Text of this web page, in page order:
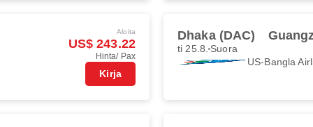
Aloita
US$ 243.22
Hinta/ Pax
Kirja
Dhaka (DAC)
ti 25.8. Suora
US-Bangla